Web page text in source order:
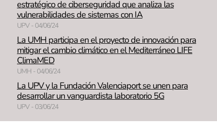
estratégico de ciberseguridad que analiza las
vulnerabilidades de sistemas con IA
UPV - 04/06/24
La UMH participa en el proyecto de innovación para
mitigar el cambio climático en el Mediterráneo LIFE
ClimaMED
UMH - 04/06/24
La UPV y la Fundación Valenciaport se unen para
desarrollar un vanguardista laboratorio 5G
UPV - 03/06/24